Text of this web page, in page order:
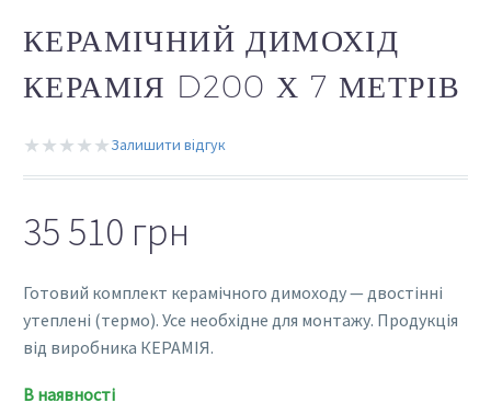
КЕРАМІЧНИЙ ДИМОХІД
КЕРАМІЯ D200 Х 7 МЕТРІВ
★★★★★Залишити відгук
35 510 грн
Готовий комплект керамічного димоходу — двостінні
утеплені (термо). Усе необхідне для монтажу. Продукція
від виробника КЕРАМІЯ.
В наявності